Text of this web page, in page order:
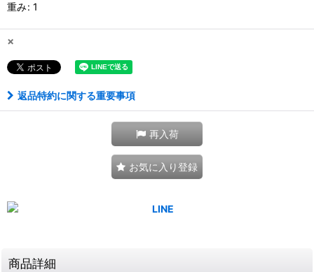
重み: 1
×
返品特約に関する重要事項
再入荷
お気に入り登録
商品詳細